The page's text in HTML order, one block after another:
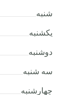
شنبه
یکشنبه
دوشنبه
سه شنبه
چهارشنبه